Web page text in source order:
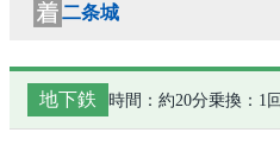
二条城
地下鉄 時間：約20分乗換：1回